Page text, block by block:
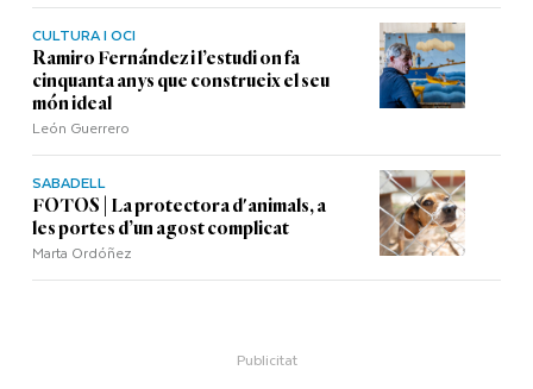
CULTURA I OCI
Ramiro Fernández i l’estudi on fa
cinquanta anys que construeix el seu
món ideal
León Guerrero
SABADELL
FOTOS | La protectora d'animals, a
les portes d’un agost complicat
Marta Ordóñez